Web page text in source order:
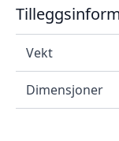
Vekt
Dimensjoner